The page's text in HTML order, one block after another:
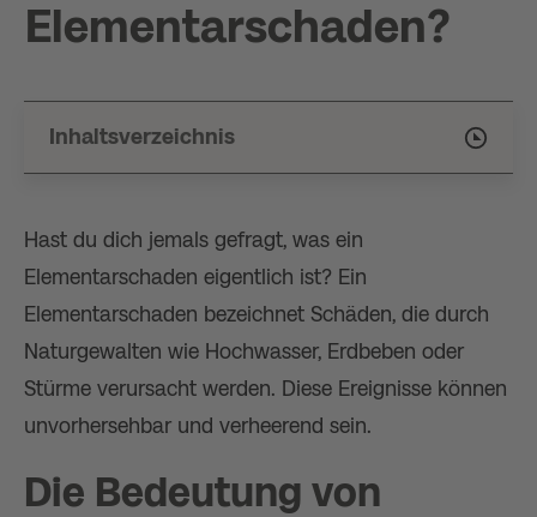
Elementarschaden?
Inhaltsverzeichnis
Hast du dich jemals gefragt, was ein
Elementarschaden eigentlich ist? Ein
Elementarschaden bezeichnet Schäden, die durch
Naturgewalten wie Hochwasser, Erdbeben oder
Stürme verursacht werden. Diese Ereignisse können
unvorhersehbar und verheerend sein.
Die Bedeutung von